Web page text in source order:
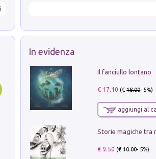
In evidenza
Il fanciullo lontano
€ 17.10 (€18.00- 5%)
aggiungi al
Storie magiche tra
€ 9.50 (€10.00- 5%)